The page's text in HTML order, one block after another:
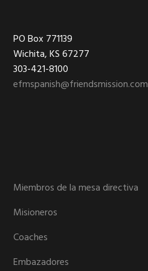
Footer
PO Box 771139
Wichita, KS 67277
303-421-8100
efmspanish@friendsmission.com
Miembros de la mesa directiva
Misioneros
Coaches
Embazadores